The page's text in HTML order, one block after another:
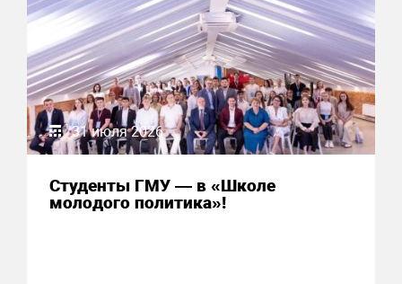
31 июля 2026
Студенты ГМУ — в «Школе
молодого политика»!